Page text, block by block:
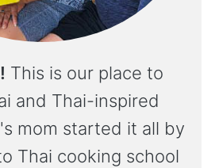
This is our place to
and Thai-inspired
mom started it all by
Thai cooking school